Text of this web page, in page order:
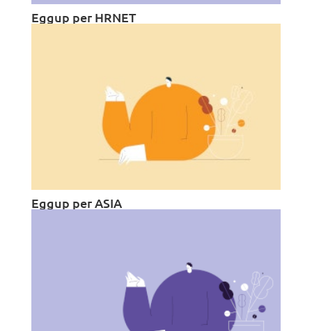
Eggup per HRNET
Eggup per ASIA